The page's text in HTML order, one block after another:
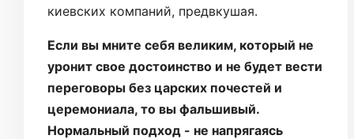
киевских компаний, предвкушая.
Если вы мните себя великим, который не
уронит свое достоинство и не будет вести
переговоры без царских почестей и
церемониала, то вы фальшивый.
Нормальный подход - не напрягаясь